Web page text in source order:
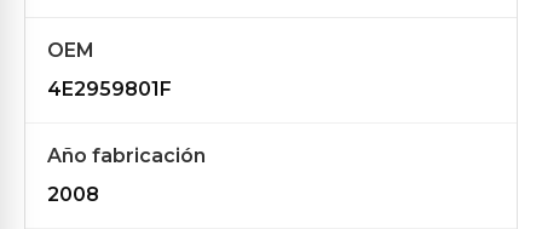
OEM
4E2959801F
Año fabricación
2008